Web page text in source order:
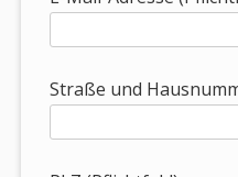
Straße und